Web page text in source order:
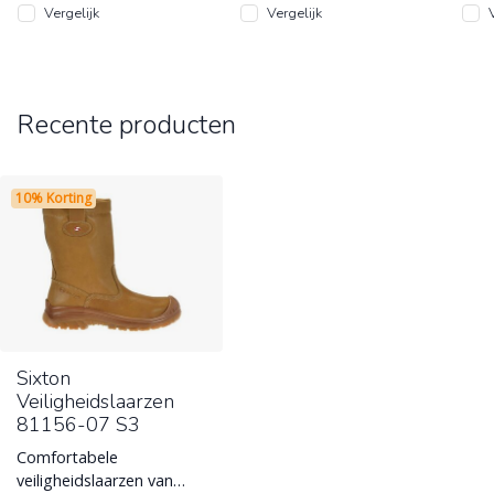
Vergelijk Vergelijk
Recente producten
10% Korting
Sixton
Veiligheidslaarzen
81156-07 S3
Comfortabele
veiligheidslaarzen van